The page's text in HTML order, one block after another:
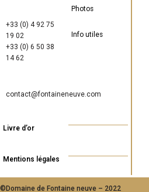
+33 (0) 4 92 75
19 02
+33 (0) 6 50 38
14 62
contact@fontaineneuve.com
Photos
Info utiles
Livre d’or
Mentions légales
©Domaine de Fontaine neuve – 2022